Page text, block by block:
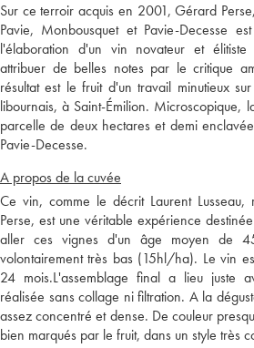
Sur ce terroir acquis en 2001, Gérard
Pavie, Monbousquet et Pavie-Decesse
l'élaboration d'un vin novateur et
attribuer de belles notes par le critique
résultat est le fruit d'un travail minutieux
libournais, à Saint-Émilion. Microscopique,
parcelle de deux hectares et demi
Pavie-Decesse.
A propos de la cuvée
Ce vin, comme le décrit Laurent Lusseau,
Perse, est une véritable expérience
aller ces vignes d'un âge moyen de
volontairement très bas (15hl/ha). Le vin
24 mois.L'assemblage final a lieu juste
réalisée sans collage ni filtration. A la
assez concentré et dense. De couleur
bien marqués par le fruit, dans un style très